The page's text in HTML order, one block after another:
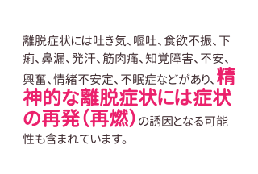
離脱症状には吐き気、嘔吐、食欲不振、下
痢、鼻漏、発汗、筋肉痛、知覚障害、不安、
興奮、情緒不安定、不眠症などがあり、精
神的な離脱症状には症状
の再発（再燃）の誘因となる可能
性も含まれています。